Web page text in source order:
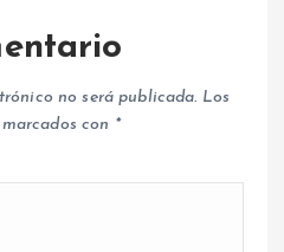
no será publicada. Los
con *